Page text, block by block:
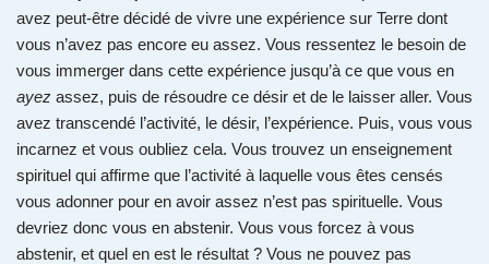
avez peut-être décidé de vivre une expérience sur Terre dont
vous n’avez pas encore eu assez. Vous ressentez le besoin de
vous immerger dans cette expérience jusqu’à ce que vous en
ayez assez, puis de résoudre ce désir et de le laisser aller. Vous
avez transcendé l’activité, le désir, l’expérience. Puis, vous vous
incarnez et vous oubliez cela. Vous trouvez un enseignement
spirituel qui affirme que l’activité à laquelle vous êtes censés
vous adonner pour en avoir assez n’est pas spirituelle. Vous
devriez donc vous en abstenir. Vous vous forcez à vous
abstenir, et quel en est le résultat ? Vous ne pouvez pas